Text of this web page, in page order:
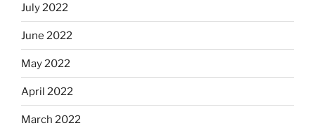
July 2022
June 2022
May 2022
April 2022
March 2022